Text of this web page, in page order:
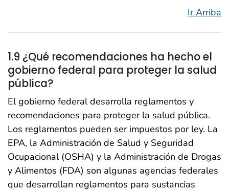
Ir Arriba
1.9 ¿Qué recomendaciones ha hecho el
gobierno federal para proteger la salud
pública?
El gobierno federal desarrolla reglamentos y
recomendaciones para proteger la salud pública.
Los reglamentos pueden ser impuestos por ley. La
EPA, la Administración de Salud y Seguridad
Ocupacional (OSHA) y la Administración de Drogas
y Alimentos (FDA) son algunas agencias federales
que desarrollan reglamentos para sustancias